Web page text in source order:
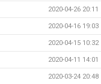
2020-04-26 20:11
2020-04-16 19:03
2020-04-15 10:32
2020-04-11 14:01
2020-03-24 20:48